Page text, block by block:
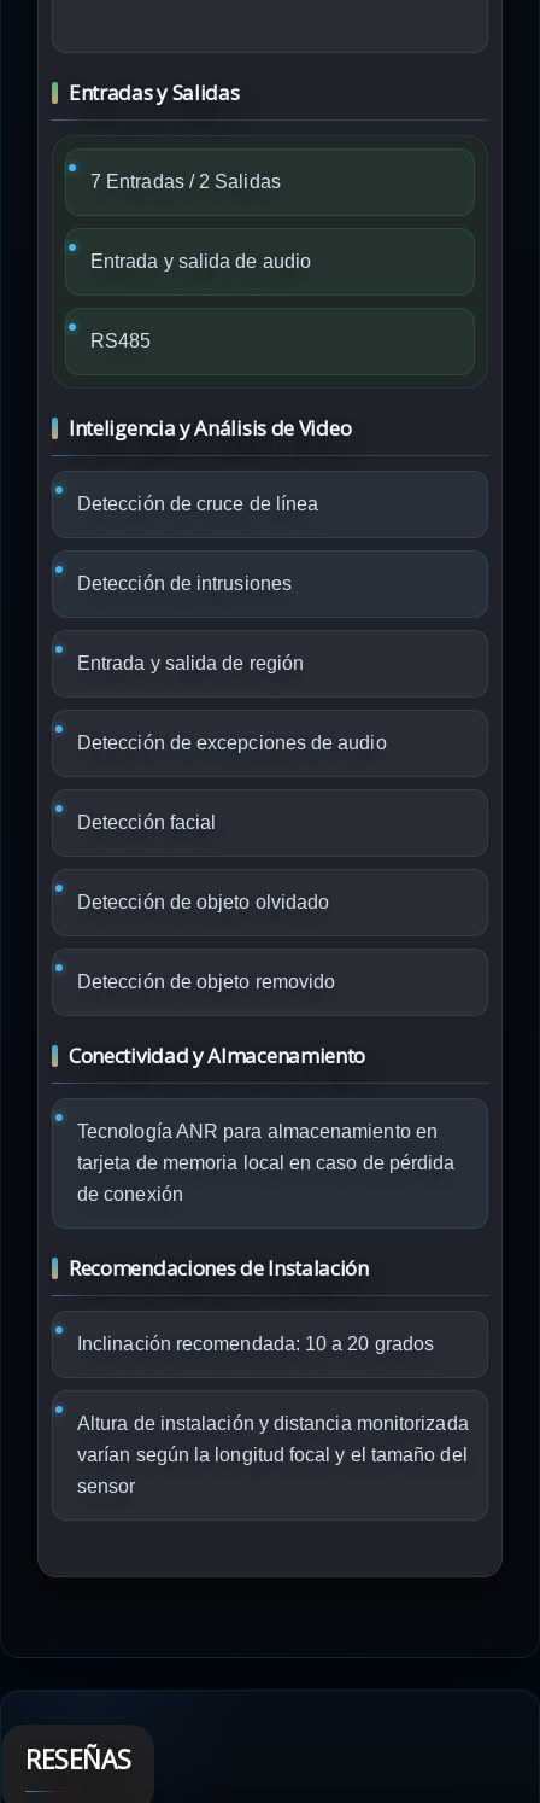
Entradas y Salidas
7 Entradas / 2 Salidas
Entrada y salida de audio
RS485
Inteligencia y Análisis de Video
Detección de cruce de línea
Detección de intrusiones
Entrada y salida de región
Detección de excepciones de audio
Detección facial
Detección de objeto olvidado
Detección de objeto removido
Conectividad y Almacenamiento
Tecnología ANR para almacenamiento en
tarjeta de memoria local en caso de pérdida
de conexión
Recomendaciones de Instalación
Inclinación recomendada: 10 a 20 grados
Altura de instalación y distancia monitorizada
varían según la longitud focal y el tamaño del
sensor
RESEÑAS